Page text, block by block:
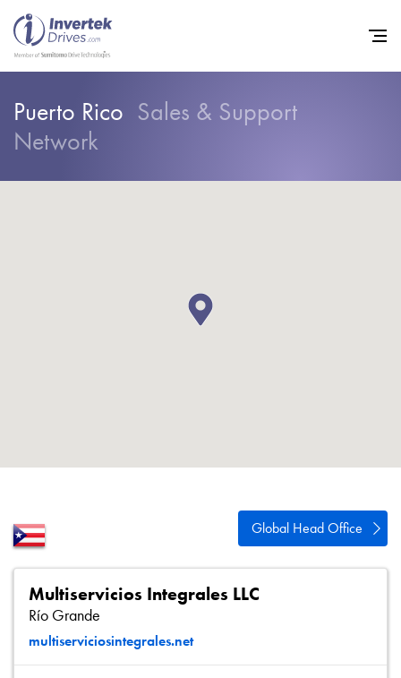
Puerto Rico Sales & Support
Network
Global Head Office
Multiservicios Integrales LLC
Río Grande
multiserviciosintegrales.net
Home